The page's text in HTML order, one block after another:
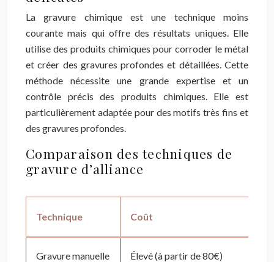
La gravure chimique est une technique moins
courante mais qui offre des résultats uniques. Elle
utilise des produits chimiques pour corroder le métal
et créer des gravures profondes et détaillées. Cette
méthode nécessite une grande expertise et un
contrôle précis des produits chimiques. Elle est
particulièrement adaptée pour des motifs très fins et
des gravures profondes.
Comparaison des techniques de
gravure d’alliance
Technique Coût
Gravure manuelle Élevé (à partir de 80€)